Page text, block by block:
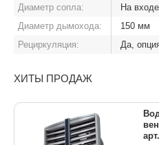
Диаметр сопла:
На
Диаметр дымохода:
150 мм
Рециркуляция:
Да,
ХИТЫ ПРОДАЖ